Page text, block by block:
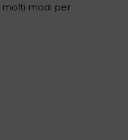
molti modi per